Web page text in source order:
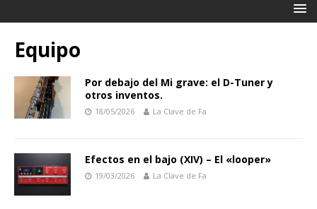
Equipo
Por debajo del Mi grave: el D-Tuner y
otros inventos.
18/05/2026 La Clave de Fa
Efectos en el bajo (XIV) – El «looper»
19/03/2026 La Clave de Fa